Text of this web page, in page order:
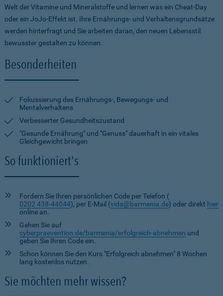
Welt der Vitamine und Mineralstoffe und lernen was ein Cheat-Day
oder ein JoJo-Effekt ist. Ihre Ernährungs- und Verhaltensgrundsätze
werden hinterfragt und Sie arbeiten daran, den neuen Lebensstil
bewusster gestalten zu können.
Besonderheiten
Fokussierung des Ernährungs-, Bewegungs- und
Mentalverhaltens
Verbesserter Gesundheitszustand
"Gesunde Ernährung" und "Genuss" dauerhaft in ein vitales
Gleichgewicht bringen
So funktioniert's
Fordern Sie Ihren persönlichen Code per Telefon (
0202 438-44044), per E-Mail (vida@barmenia.de) oder direkt hier
online an.
Gehen Sie auf
cyberpraevention.de/barmenia/erfolgreich-abnehmen und
geben Sie Ihren Code ein.
Schon können Sie den Kurs "Erfolgreich abnehmen" 8 Wochen
lang kostenlos nutzen.
Sie möchten mehr wissen?